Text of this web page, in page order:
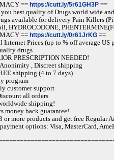
== https://cutt.ly/5r61GH3P ==
best quality of Drugs world wide
available for delivery Pain Killers
HYDROCODONE,
== https://cutt.ly/0r61JrKG ==
Internet Prices (up to % off average US
drugs
PRESCRIPTION NEEDED!
, Discreet shipping
shipping (4 to 7 days)
program
customer support
all orders
shipping!
money back guarantee!
or more products and get free Regular
options: Visa, MasterCard,